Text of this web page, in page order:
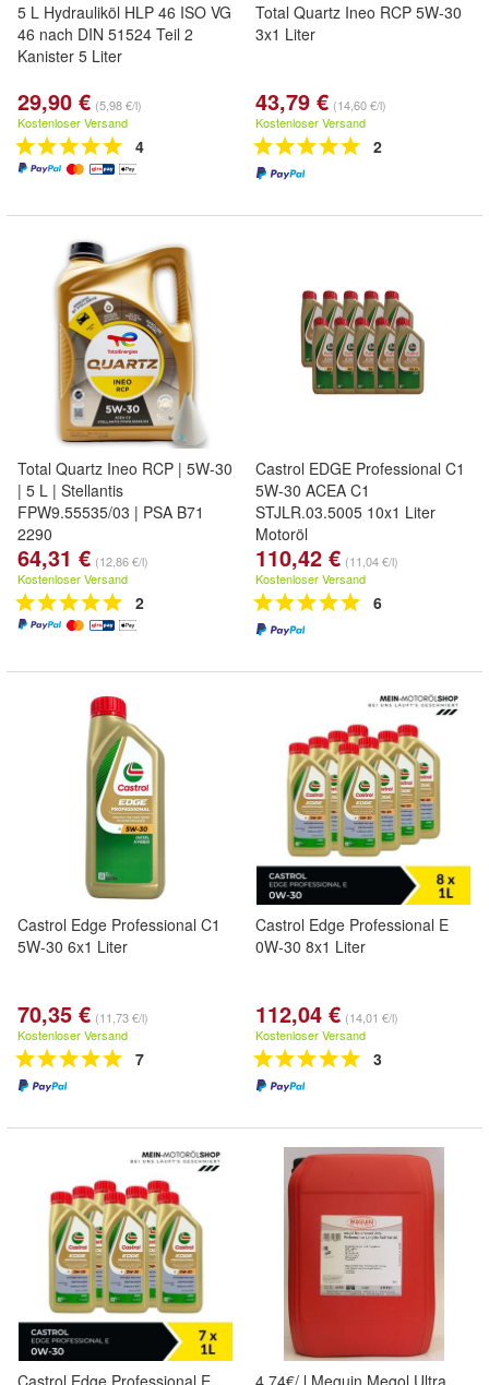
5 L Hydrauliköl HLP 46 ISO VG
46 nach DIN 51524 Teil 2
Kanister 5 Liter
29,90 € (5,98 €/l)
Kostenloser Versand
4
Total Quartz Ineo RCP 5W-30
3x1 Liter
43,79 € (14,60 €/l)
Kostenloser Versand
2
Total Quartz Ineo RCP | 5W-30
| 5 L | Stellantis
FPW9.55535/03 | PSA B71
2290
64,31 € (12,86 €/l)
Kostenloser Versand
2
Castrol EDGE Professional C1
5W-30 ACEA C1
STJLR.03.5005 10x1 Liter
Motoröl
110,42 € (11,04 €/l)
Kostenloser Versand
6
Castrol Edge Professional C1
5W-30 6x1 Liter
70,35 € (11,73 €/l)
Kostenloser Versand
7
Castrol Edge Professional E
0W-30 8x1 Liter
112,04 € (14,01 €/l)
Kostenloser Versand
3
Castrol Edge Professional E
4,74€/ l Meguin Megol Ultra